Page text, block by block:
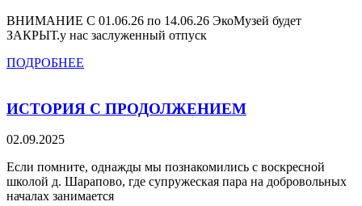
ВНИМАНИЕ С 01.06.26 по 14.06.26 ЭкоМузей будет
ЗАКРЫТ.у нас заслуженный отпуск
ПОДРОБНЕЕ
ИСТОРИЯ С ПРОДОЛЖЕНИЕМ
02.09.2025
Если помните, однажды мы познакомились с воскресной
школой д. Шарапово, где супружеская пара на добровольных
началах занимается